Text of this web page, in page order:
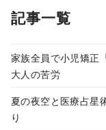
記事一覧
家族全員で小児矯正
大人の苦労
夏の夜空と医療占星
り